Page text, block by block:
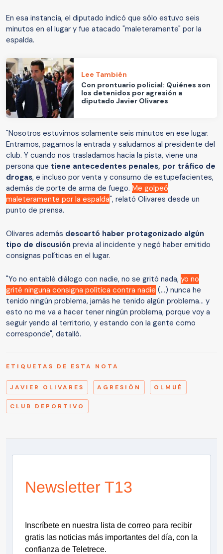
En esa instancia, el diputado indicó que sólo estuvo seis
minutos en el lugar y fue atacado "maleteramente" por la
espalda.
Lee También
Con prontuario policial: Quiénes son
los detenidos por agresión a
diputado Javier Olivares
"Nosotros estuvimos solamente seis minutos en ese lugar.
Entramos, pagamos la entrada y saludamos al presidente del
club. Y cuando nos trasladamos hacia la pista, viene una
persona que tiene antecedentes penales, por tráfico de
drogas, e incluso por venta y consumo de estupefacientes,
además de porte de arma de fuego. Me golpeó
maleteramente por la espalda", relató Olivares desde un
punto de prensa.
Olivares además descartó haber protagonizado algún
tipo de discusión previa al incidente y negó haber emitido
consignas políticas en el lugar.
"Yo no entablé diálogo con nadie, no se gritó nada, yo no
grité ninguna consigna política contra nadie (...) nunca he
tenido ningún problema, jamás he tenido algún problema... y
esto no me va a hacer tener ningún problema, porque voy a
seguir yendo al territorio, y estando con la gente como
corresponde", detalló.
ETIQUETAS DE ESTA NOTA
JAVIER OLIVARES AGRESIÓN OLMUÉ
CLUB DEPORTIVO
Newsletter T13
Inscríbete en nuestra lista de correo para recibir
gratis las noticias más importantes del día, con la
confianza de Teletrece.